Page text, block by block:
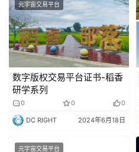
元宇宙交易平台
数字版权交易平台证书-稻香
研学系列
0 0 0
DC RIGHT 2024年6月18日
元宇宙交易平台